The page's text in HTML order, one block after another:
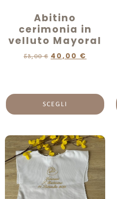
Abitino
cerimonia in
velluto Mayoral
53,00€ 40,00 €
SCEGLI